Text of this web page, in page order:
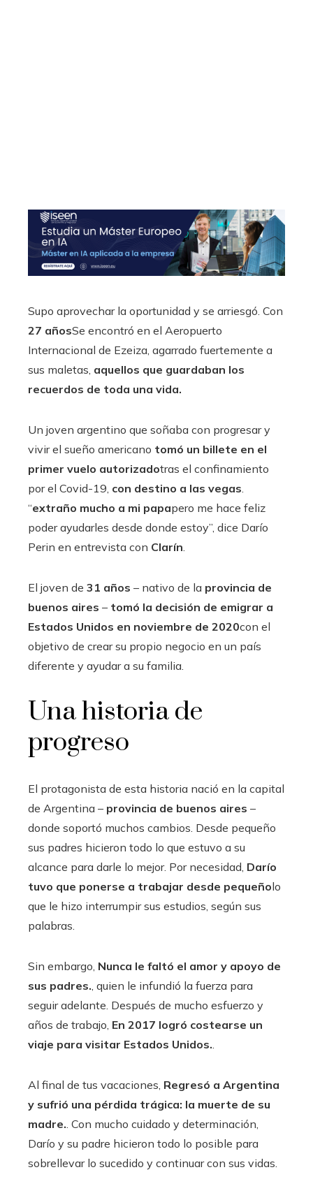
Supo aprovechar la oportunidad y se arriesgó. Con
27 añosSe encontró en el Aeropuerto
Internacional de Ezeiza, agarrado fuertemente a
sus maletas, aquellos que guardaban los
recuerdos de toda una vida.
Un joven argentino que soñaba con progresar y
vivir el sueño americano tomó un billete en el
primer vuelo autorizadotras el confinamiento
por el Covid-19, con destino a las vegas
“extraño mucho a mi papapero me hace feliz
poder ayudarles desde donde estoy”, dice Darío
Perin en entrevista con Clarín
El joven de 31 años – nativo de la provincia de
buenos aires – tomó la decisión de emigrar a
Estados Unidos en noviembre de 2020con el
objetivo de crear su propio negocio en un país
diferente y ayudar a su familia.
Una historia de
progreso
El protagonista de esta historia nació en la capital
de Argentina – provincia de buenos aires –
donde soportó muchos cambios. Desde pequeño
sus padres hicieron todo lo que estuvo a su
alcance para darle lo mejor. Por necesidad, Darío
tuvo que ponerse a trabajar desde pequeñolo
que le hizo interrumpir sus estudios, según sus
palabras.
Sin embargo, Nunca le faltó el amor y apoyo de
sus padres. , quien le infundió la fuerza para
seguir adelante. Después de mucho esfuerzo y
años de trabajo, En 2017 logró costearse un
viaje para visitar Estados Unidos.
Al final de tus vacaciones, Regresó a Argentina
y sufrió una pérdida trágica: la muerte de su
madre. . Con mucho cuidado y determinación,
Darío y su padre hicieron todo lo posible para
sobrellevar lo sucedido y continuar con sus vidas.